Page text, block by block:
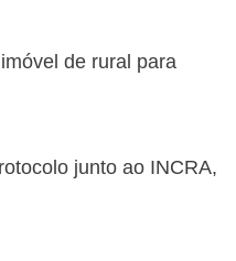
de rural para
junto ao INCRA,